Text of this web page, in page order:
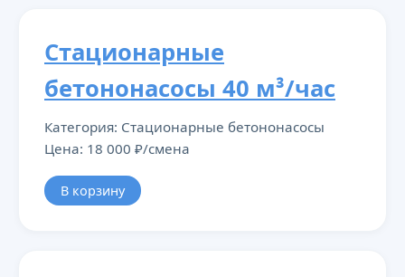
Стационарные
бетононасосы 40 м³/час
Категория: Стационарные бетононасосы
Цена: 18 000 ₽/смена
В корзину